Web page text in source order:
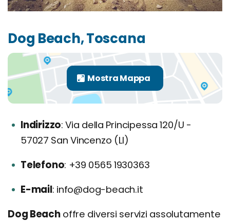
Dog Beach, Toscana
Indirizzo Via della Principessa 120/U -
57027 San Vincenzo (LI)
Telefono +39 0565 1930363
E-mail info@dog-beach.it
Dog Beachoffre diversi servizi assolutamente